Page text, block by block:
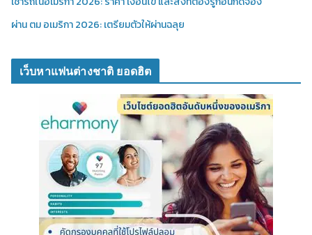
ผ่าน ตม อเมริกา 2026: เตรียมตัวให้ผ่านฉลุย
เว็บหาแฟนต่างชาติ ยอดฮิต